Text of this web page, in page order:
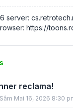
server:
https://
reclama!
Sâm Mai 16, 2026 8:30